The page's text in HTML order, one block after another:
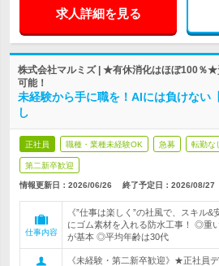
求人詳細を見る
株式会社マルミズ | ★有休消化はほぼ100％★
可能！
未経験から手に職を！AIには負けない
し
正社員 職種・業種未経験OK 急募 転勤な
第二新卒歓迎
情報更新日：2026/06/26 終了予定日： 2026/08/27
仕事内容
《”仕事は楽しく”の社風で、スキル
にゴム素材を入れる防水工事！ ◎重
が基本 ◎平均年齢は30代
《未経験・第二新卒歓迎》★正社員